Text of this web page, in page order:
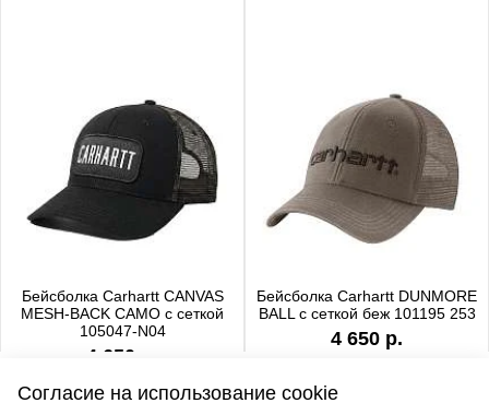
Бейсболка Carhartt CANVAS
MESH-BACK CAMO с сеткой
105047-N04
4 650 р.
Бейсболка Carhartt DUNMORE
BALL с сеткой беж 101195 253
4 650 р.
Согласие на использование cookie